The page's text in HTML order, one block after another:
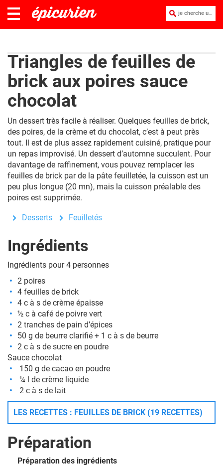
je cherche une recette :
Triangles de feuilles de
brick aux poires sauce
chocolat
Un dessert très facile à réaliser. Quelques feuilles de brick,
des poires, de la crème et du chocolat, c’est à peut près
tout. Il est de plus assez rapidement cuisiné, pratique pour
un repas improvisé. Un dessert d’automne succulent. Pour
davantage de raffinement, vous pouvez remplacer les
feuilles de brick par de la pâte feuilletée, la cuisson est un
peu plus longue (20 mn), mais la cuisson préalable des
poires est supprimée.
Desserts Feuilletés
Ingrédients
Ingrédients pour 4 personnes
2 poires
4 feuilles de brick
4 c à s de crème épaisse
½ c à café de poivre vert
2 tranches de pain d’épices
50 g de beurre clarifié + 1 c à s de beurre
2 c à s de sucre en poudre
Sauce chocolat
150 g de cacao en poudre
¼ l de crème liquide
2 c à s de lait
LES RECETTES : FEUILLES DE BRICK (19 RECETTES)
Préparation
Préparation des ingrédients